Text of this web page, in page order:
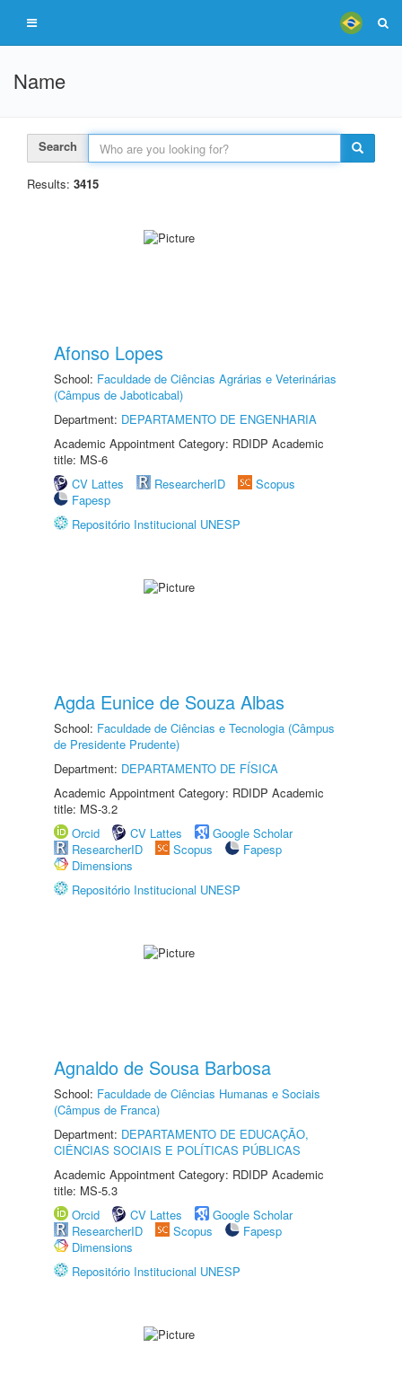
Name
Search
Results: 3415
Afonso Lopes
School: Faculdade de Ciências Agrárias e Veterinárias
(Câmpus de Jaboticabal)
Department: DEPARTAMENTO DE ENGENHARIA
Academic Appointment Category: RDIDP Academic
title: MS-6
CV Lattes
ResearcherID
Scopus
Fapesp
Repositório Institucional UNESP
Agda Eunice de Souza Albas
School: Faculdade de Ciências e Tecnologia (Câmpus
de Presidente Prudente)
Department: DEPARTAMENTO DE FÍSICA
Academic Appointment Category: RDIDP Academic
title: MS-3.2
Orcid
CV Lattes
Google Scholar
ResearcherID
Scopus
Fapesp
Dimensions
Repositório Institucional UNESP
Agnaldo de Sousa Barbosa
School: Faculdade de Ciências Humanas e Sociais
(Câmpus de Franca)
Department: DEPARTAMENTO DE EDUCAÇÃO,
CIÊNCIAS SOCIAIS E POLÍTICAS PÚBLICAS
Academic Appointment Category: RDIDP Academic
title: MS-5.3
Orcid
CV Lattes
Google Scholar
ResearcherID
Scopus
Fapesp
Dimensions
Repositório Institucional UNESP